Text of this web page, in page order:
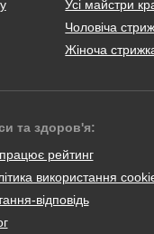
Усі майстри
Чоловіча
Жіноча
та здоров'я:
рейтинг
використання
відповідь